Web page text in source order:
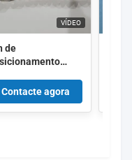
VÍDEO
de
silicone da
térmica
calor elevado com
Contacte agora